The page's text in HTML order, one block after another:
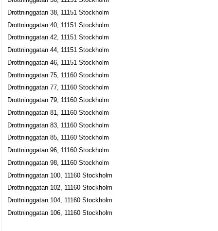
Drottninggatan 38, 11151 Stockholm
Drottninggatan 40, 11151 Stockholm
Drottninggatan 42, 11151 Stockholm
Drottninggatan 44, 11151 Stockholm
Drottninggatan 46, 11151 Stockholm
Drottninggatan 75, 11160 Stockholm
Drottninggatan 77, 11160 Stockholm
Drottninggatan 79, 11160 Stockholm
Drottninggatan 81, 11160 Stockholm
Drottninggatan 83, 11160 Stockholm
Drottninggatan 85, 11160 Stockholm
Drottninggatan 96, 11160 Stockholm
Drottninggatan 98, 11160 Stockholm
Drottninggatan 100, 11160 Stockholm
Drottninggatan 102, 11160 Stockholm
Drottninggatan 104, 11160 Stockholm
Drottninggatan 106, 11160 Stockholm